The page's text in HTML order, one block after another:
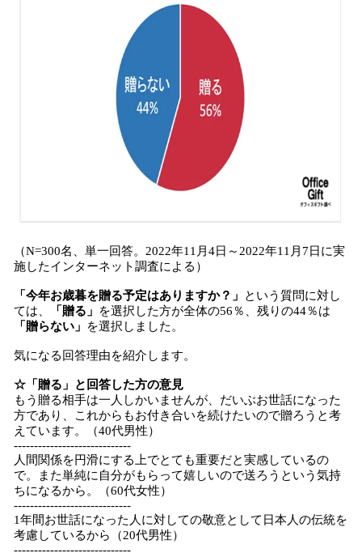
（N=300名、単一回答。2022年11月4日～2022年11月7日に実
施したインターネット調査による）
「今年お歳暮を贈る予定はありますか？」
という質問に対し
ては、
「贈る」
を選択した方が全体の56％、残りの44％は
「贈らない」
を選択しました。
気になる回答理由を紹介します。
☆「贈る」と回答した方の意見
もう贈る相手は一人しかいませんが、だいぶお世話になった
方であり、これからもお付き合いを続けたいので贈ろうと考
えています。（40代男性）
-----------------------------
人間関係を円滑にする上でとても重要だと実感しているの
で。また単純に自分がもらって嬉しいので送ろうという気持
ちになるから。（60代女性）
-----------------------------
1年間お世話になった人に対しての敬意として日本人の伝統を
考慮しているから（20代男性）
-----------------------------